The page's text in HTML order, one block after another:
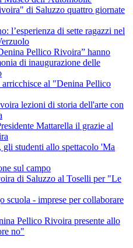
di Saluzzo quattro giornate
l’esperienza di sette ragazzi nel
Pellico Rivoira” hanno
di inaugurazione delle
al "Denina Pellico
lezioni di storia dell'arte con
Mattarella il grazie al
studenti allo spettacolo 'Ma
sul campo
di Saluzzo al Toselli per "Le
scuola - imprese per collaborare
Pellico Rivoira presente allo
no"